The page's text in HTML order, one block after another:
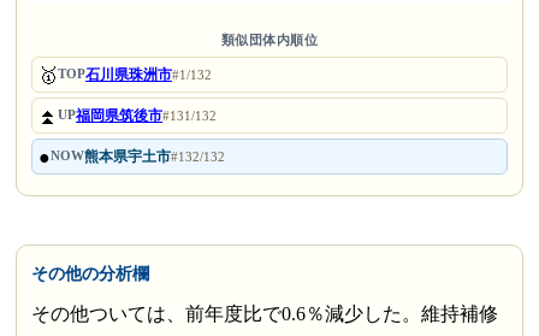
類似団体内順位
🥇TOP石川県珠洲市#1/132
⏫UP福岡県筑後市#131/132
●NOW熊本県宇土市#132/132
その他の分析欄
その他ついては、前年度比で0.6％減少した。維持補修